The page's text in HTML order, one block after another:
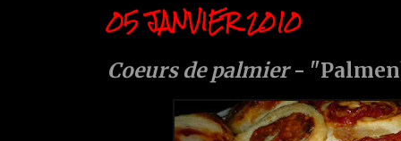
05 JANVIER 2010
Coeurs de palmier-